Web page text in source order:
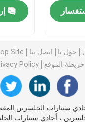
المقطر
ستيارات
الكيك
حول نا اتصل بنا
Site
خريطة الموقع
Policy
ستيارات الجلسرين
، أحادي ستيارات